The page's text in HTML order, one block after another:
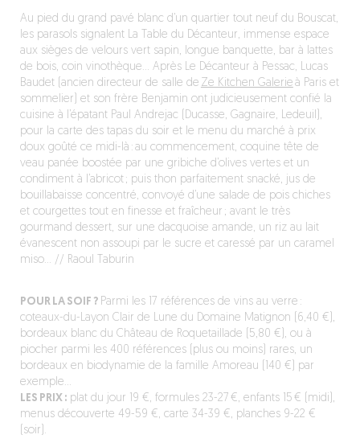
Au pied du grand pavé blanc d’un quartier tout neuf du Bouscat,
les parasols signalent La Table du Décanteur, immense espace
aux sièges de velours vert sapin, longue banquette, bar à lattes
de bois, coin vinothèque… Après Le Décanteur à Pessac, Lucas
Baudet (ancien directeur de salle de Ze Kitchen Galerie à Paris et
sommelier) et son frère Benjamin ont judicieusement confié la
cuisine à l’épatant Paul Andrejac (Ducasse, Gagnaire, Ledeuil),
pour la carte des tapas du soir et le menu du marché à prix
doux goûté ce midi-là : au commencement, coquine tête de
veau panée boostée par une gribiche d’olives vertes et un
condiment à l’abricot ; puis thon parfaitement snacké, jus de
bouillabaisse concentré, convoyé d’une salade de pois chiches
et courgettes tout en finesse et fraîcheur ; avant le très
gourmand dessert, sur une dacquoise amande, un riz au lait
évanescent non assoupi par le sucre et caressé par un caramel
miso… // Raoul Taburin
POUR LA SOIF ? Parmi les 17 références de vins au verre :
coteaux-du-Layon Clair de Lune du Domaine Matignon (6,40 €),
bordeaux blanc du Château de Roquetaillade (5,80 €), ou à
piocher parmi les 400 références (plus ou moins) rares, un
bordeaux en biodynamie de la famille Amoreau (140 €) par
exemple…
LES PRIX :plat du jour 19 €, formules 23-27 €, enfants 15 € (midi),
menus découverte 49-59 €, carte 34-39 €, planches 9-22 €
(soir).